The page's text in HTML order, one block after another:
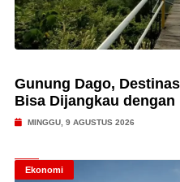
Gunung Dago,
Bisa Dijangkau
MINGGU, 9 AGUSTUS 2026
Ekonomi